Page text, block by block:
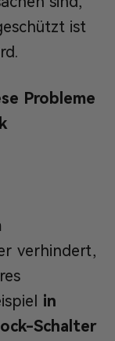
ist
Probleme
verhindert,
in
Schalter